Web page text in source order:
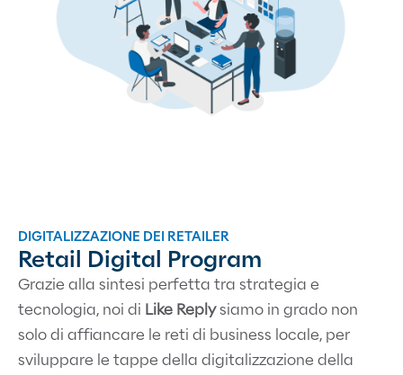
DIGITALIZZAZIONE DEI RETAILER
Retail Digital Program
Grazie alla sintesi perfetta tra strategia e
tecnologia, noi di Like Replysiamo in grado non
solo di affiancare le reti di business locale, per
sviluppare le tappe della digitalizzazione della